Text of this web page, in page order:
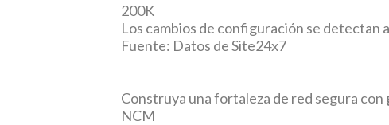
200K
Los cambios de configuración se detectan
Fuente: Datos de Site24x7
Construya una fortaleza de red segura con
NCM